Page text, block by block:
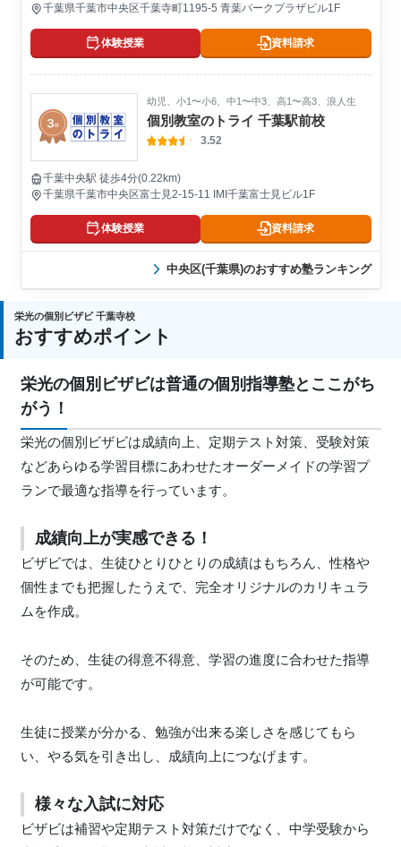
千葉県千葉市中央区千葉寺町1195-5 青葉パークプラザビル1F
体験授業 資料請求
幼児、小1〜小6、中1〜中3、高1〜高3、浪人生
個別教室のトライ 千葉駅前校
3.52
千葉中央駅 徒歩4分(0.22km)
千葉県千葉市中央区富士見2-15-11 IMI千葉富士見ビル1F
体験授業 資料請求
中央区(千葉県)のおすすめ塾ランキング
栄光の個別ビザビ 千葉寺校
おすすめポイント
栄光の個別ビザビは普通の個別指導塾とここがち
がう！
栄光の個別ビザビは成績向上、定期テスト対策、受験対策
などあらゆる学習目標にあわせたオーダーメイドの学習プ
ランで最適な指導を行っています。
成績向上が実感できる！
ビザビでは、生徒ひとりひとりの成績はもちろん、性格や
個性までも把握したうえで、完全オリジナルのカリキュラ
ムを作成。
そのため、生徒の得意不得意、学習の進度に合わせた指導
が可能です。
生徒に授業が分かる、勉強が出来る楽しさを感じてもら
い、やる気を引き出し、成績向上につなげます。
様々な入試に対応
ビザビは補習や定期テスト対策だけでなく、中学受験から